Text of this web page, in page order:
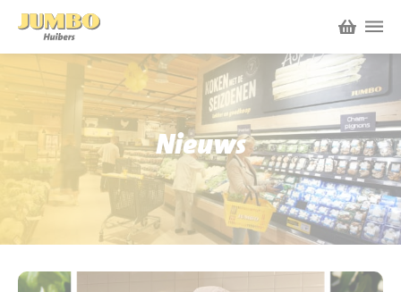
Winkels
P.W.A. Park
Bruïneplein
Nieuws
Acties
Werken bij Jumbo Huibers
Nieuws